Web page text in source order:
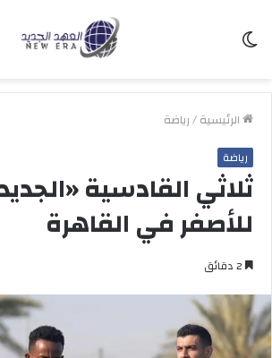
الرئيسية/رياضة
رياضة
ثلاثي القادسية
للأصفر في القاهرة